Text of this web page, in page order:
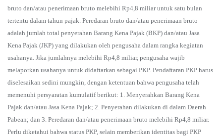
bruto dan/atau penerimaan bruto melebihi Rp4,8 miliar untuk satu bulan
tertentu dalam tahun pajak. Peredaran bruto dan/atau penerimaan bruto
adalah jumlah total penyerahan Barang Kena Pajak (BKP) dan/atau Jasa
Kena Pajak (JKP) yang dilakukan oleh pengusaha dalam rangka kegiatan
usahanya. Jika jumlahnya melebihi Rp4,8 miliar, pengusaha wajib
melaporkan usahanya untuk didaftarkan sebagai PKP. Pendaftaran PKP harus
diselesaikan sedini mungkin, dengan ketentuan bahwa pengusaha telah
memenuhi persyaratan kumulatif berikut: 1. Menyerahkan Barang Kena
Pajak dan/atau Jasa Kena Pajak; 2. Penyerahan dilakukan di dalam Daerah
Pabean; dan 3. Peredaran dan/atau penerimaan bruto melebihi Rp4,8 miliar.
Perlu diketahui bahwa status PKP, selain memberikan identitas bagi PKP